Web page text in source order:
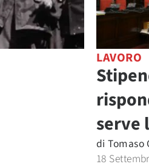
LAVORO
serve
di Tomaso
18